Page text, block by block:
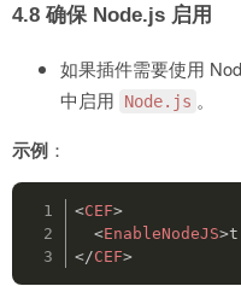
4.8 确保 Node.js 启用
如果插件需要使用
中启用 Node.js 。
示例 ：
<CEF>
<EnableNodeJS>
</CEF>